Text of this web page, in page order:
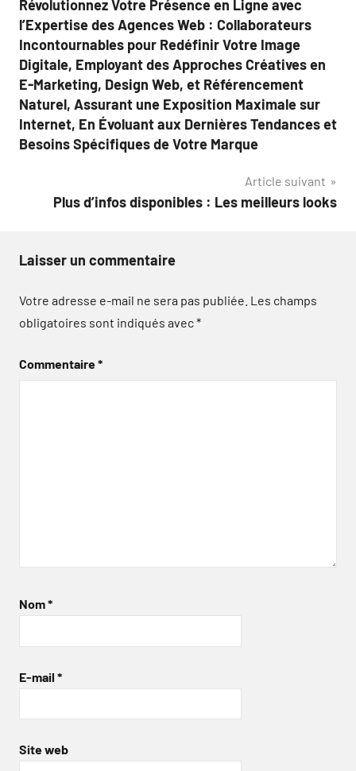
de
l’article
Révolutionnez Votre Présence en Ligne avec
l’Expertise des Agences Web : Collaborateurs
Incontournables pour Redéfinir Votre Image
Digitale, Employant des Approches Créatives en
E-Marketing, Design Web, et Référencement
Naturel, Assurant une Exposition Maximale sur
Internet, En Évoluant aux Dernières Tendances et
Besoins Spécifiques de Votre Marque
Article suivant
Plus d’infos disponibles : Les meilleurs looks
Laisser un commentaire
Votre adresse e-mail ne sera pas publiée. Les champs
obligatoires sont indiqués avec*
Commentaire*
Nom*
E-mail *
Site web